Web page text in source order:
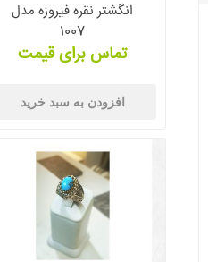
انگشتر نقره فیروزه مدل
1007
تماس برای قیمت
افزودن به سبد خرید